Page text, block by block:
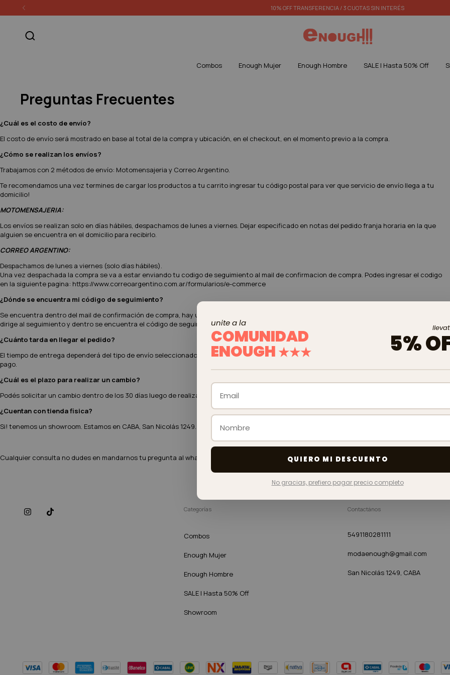
10% OFF TRANSFERENCIA / 3 CUOTAS SIN INTERÉS
Combos Enough Mujer Enough Hombre SALE | Hasta 50% Off
Preguntas Frecuentes
¿Cuál es el costo de envío?
El costo de envío será mostrado en base al total de la compra y ubicación, en el checkout, en el momento previo a la compra.
¿Cómo se realizan los envíos?
Trabajamos con 2 métodos de envío: Motomensajeria y Correo Argentino.
Te recomendamos una vez termines de cargar los productos a tu carrito ingresar tu código postal para ver que servicio de envío llega a tu
domicilio!
MOTOMENSAJERIA:
Los envíos se realizan solo en días hábiles, despachamos de lunes a viernes. Dejar especificado en notas del pedido franja horaria en la que
alguien se encuentra en el domicilio para recibirlo.
CORREO ARGENTINO:
Despachamos de lunes a viernes (solo días hábiles).
Una vez despachada la compra se va a estar enviando tu codigo de seguimiento al mail de confirmacion de compra. Podes ingresar el codigo
en la siguiente pagina: https://www.correoargentino.com.ar/formularios/e-commerce
¿Dónde se encuentra mi código de seguimiento?
Se encuentra dentro del mail de confirmación de compra, hay un escrito el cual dice “seguí el estado de tu pedido desde este link” el cual te
dirige al seguimiento y dentro se encuentra el código de seguimiento.
¿Cuánto tarda en llegar el pedido?
El tiempo de entrega dependerá del tipo de envío seleccionado. En general, la demora es de entre 3 y 7 días hábiles luego de acreditado el
pago.
¿Cuál es el plazo para realizar un cambio?
Podés solicitar un cambio dentro de los 30 días luego de realizada la compra.
¿Cuentan con tienda fisica?
Si! tenemos un showroom. Estamos en CABA, San Nicolás 1249. Jueves y Viernes de 11 a 18hs. Sabados de 11 a 16hs
Cualquier consulta no dudes en mandarnos tu pregunta al whatsapp♡♡! Tel: +54 9 11 8028-1111
Categorías
Combos
Enough Mujer
Enough Hombre
SALE | Hasta 50% Off
Showroom
Contactános
5491180281111
modaenough@gmail.com
San Nicolás 1249, CABA
unite a la
COMUNIDAD
ENOUGH ★★★ 5%
QUIERO MI DESCUENTO
No gracias, prefiero pagar precio completo